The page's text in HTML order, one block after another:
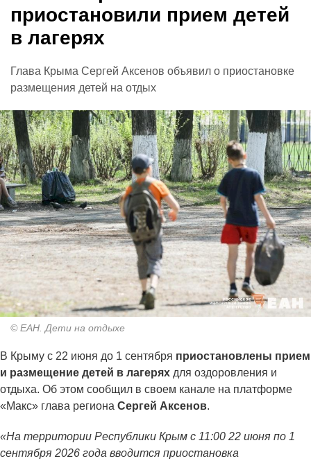
приостановили прием детей
в лагерях
Глава Крыма Сергей Аксенов объявил о приостановке
размещения детей на отдых
© ЕАН. Дети на отдыхе
В Крыму с 22 июня до 1 сентября приостановлены прием
и размещение детей в лагерях для оздоровления и
отдыха. Об этом сообщил в своем канале на платформе
«Макс» глава региона Сергей Аксенов.
«На территории Республики Крым с 11:00 22 июня по 1
сентября 2026 года вводится приостановка